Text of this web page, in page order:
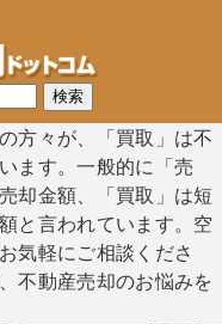
方々が、「買取」は不
ます。一般的に「売
却金額、「買取」は短
と言われています。空
気軽にご相談くださ
不動産売却のお悩みを